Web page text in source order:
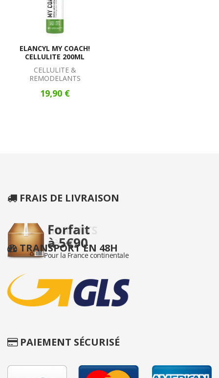
ELANCYL MY COACH!
CELLULITE 200ML
CELLULITE &
REMODELANTS
19,90 €
FRAIS DE LIVRAISON
TRANSPORT EN 48H
PAIEMENT SÉCURISÉ